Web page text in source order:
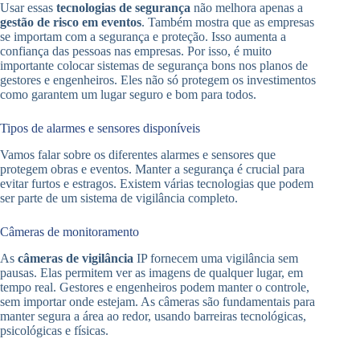
Usar essas tecnologias de segurança não melhora apenas a
gestão de risco em eventos. Também mostra que as empresas
se importam com a segurança e proteção. Isso aumenta a
confiança das pessoas nas empresas. Por isso, é muito
importante colocar sistemas de segurança bons nos planos de
gestores e engenheiros. Eles não só protegem os investimentos
como garantem um lugar seguro e bom para todos.
Tipos de alarmes e sensores disponíveis
Vamos falar sobre os diferentes alarmes e sensores que
protegem obras e eventos. Manter a segurança é crucial para
evitar furtos e estragos. Existem várias tecnologias que podem
ser parte de um sistema de vigilância completo.
Câmeras de monitoramento
As câmeras de vigilância IP fornecem uma vigilância sem
pausas. Elas permitem ver as imagens de qualquer lugar, em
tempo real. Gestores e engenheiros podem manter o controle,
sem importar onde estejam. As câmeras são fundamentais para
manter segura a área ao redor, usando barreiras tecnológicas,
psicológicas e físicas.